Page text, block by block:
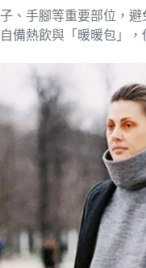
子、手腳等重要部位，避
自備熱飲與「暖暖包」